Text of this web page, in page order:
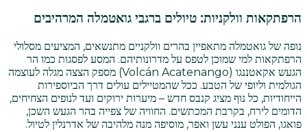
הרפתקאות וולקניות: טיולים ברגבי גואטמלה המרהיבים
נופה של גואטמלה מתאפיין בהרים וולקניים מתנשאים, המציעים מסלולי
הרפתקאות למי שמוכן לטפס על מדרונותיהם. המסע לפסגות כמו הר
הגעש אקאטננגו (Volcán Acatenango) מספק הצצה מגלה לעוצמה
הגולמית וליופי של הטבע. ככל שהמטיילים עולים דרך הביוספירות
הייחודיות, כל נוף מציג קנבס חדש – מיערות ירוקים ועד לנופים הצחיחים,
הדומים לירח, בקרבת המכתשים. החוויה של צפייה בהר הגעש השכן,
פואגו, הפולט ענני עשן ואפר, מוסיפה מנה מלהיבה של אדרנלין לטיול.